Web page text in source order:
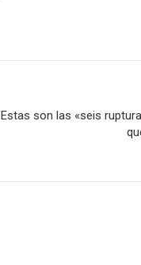
Estas son las «seis